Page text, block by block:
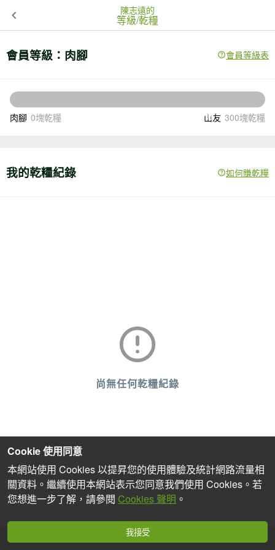
陳志遠的
等級/乾糧
會員等級： 肉腳 會員等級表
塊乾糧升級
肉腳 0塊乾糧 山友 300塊乾糧
我的乾糧紀錄 如何賺乾糧
尚無任何乾糧紀錄
Cookie 使用同意
本網站使用 Cookies 以提昇您的使用體驗及統計網路流量相
關資料。繼續使用本網站表示您同意我們使用 Cookies。若
您想進一步了解，請參閱 Cookies 聲明 。
我接受